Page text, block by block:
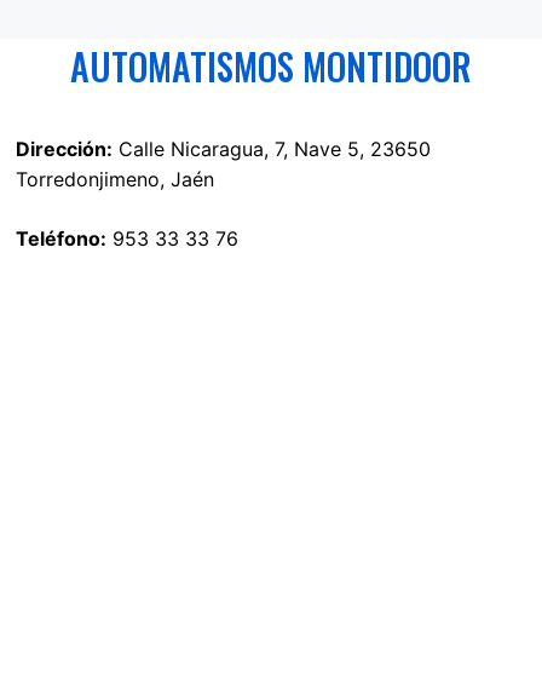
AUTOMATISMOS MONTIDOOR
Dirección: Calle Nicaragua, 7, Nave 5, 23650
Torredonjimeno, Jaén
Teléfono: 953 33 33 76